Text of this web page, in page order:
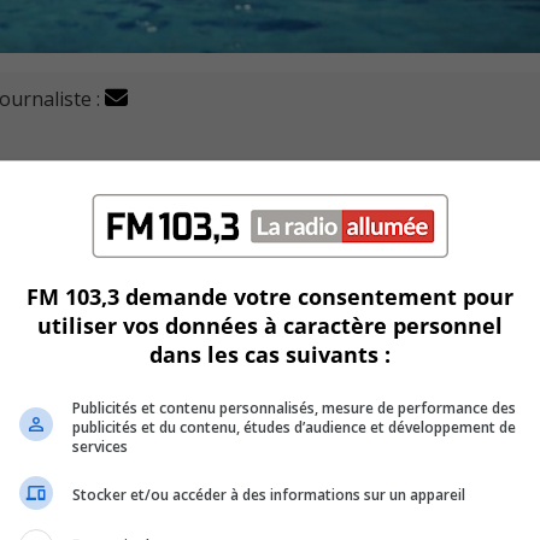
:
les niveaux ont participé au 4e triathlon intérieur du
de vélo et 15 minutes de course, le triathlon était
le triathlon à leur propre rythme.
favoriser le plaisir relié à l’activité physique, et l’activité
tout en profitant des installations sportives modernes
FM 103,3 demande votre consentement pour
utiliser vos données à caractère personnel
dans les cas suivants :
Publicités et contenu personnalisés, mesure de performance des
publicités et du contenu, études d’audience et développement de
services
Stocker et/ou accéder à des informations sur un appareil